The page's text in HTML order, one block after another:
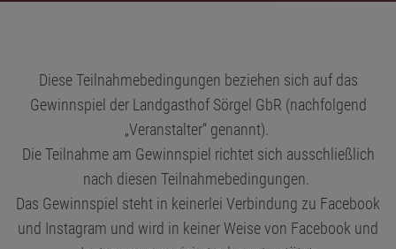
Diese Teilnahmebedingungen beziehen sich auf das
Gewinnspiel der Landgasthof Sörgel GbR (nachfolgend
„Veranstalter“ genannt).
Die Teilnahme am Gewinnspiel richtet sich ausschließlich
nach diesen Teilnahmebedingungen.
Das Gewinnspiel steht in keinerlei Verbindung zu Facebook
und Instagram und wird in keiner Weise von Facebook und